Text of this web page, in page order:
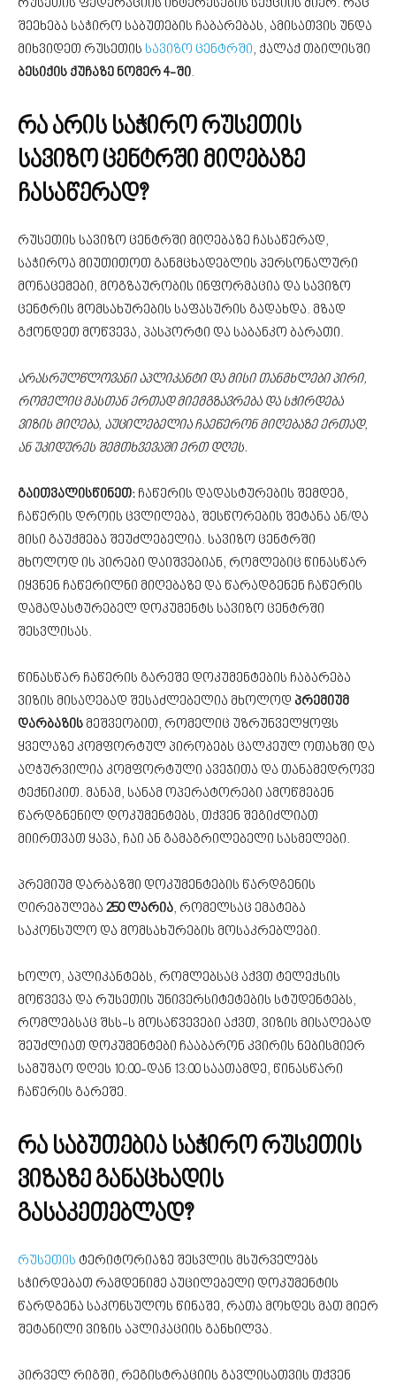
რუსეთის ფედერაციის ინტერესების სექციის მიერ. რაც
შეეხება საჭირო საბუთების ჩაბარებას, ამისათვის უნდა
მიხვიდეთ რუსეთის სავიზო ცენტრში, ქალაქ თბილისში
ბესიქის ქუჩაზე ნომერ 4-ში.
რა არის საჭირო რუსეთის
სავიზო ცენტრში მიღებაზე
ჩასაწერად?
რუსეთის სავიზო ცენტრში მიღებაზე ჩასაწერად,
საჭიროა მიუთითოთ განმცხადებლის პერსონალური
მონაცემები, მოგზაურობის ინფორმაცია და სავიზო
ცენტრის მომსახურების საფასურის გადახდა. მზად
გქონდეთ მოწვევა, პასპორტი და საბანკო ბარათი.
არასრულწლოვანი აპლიკანტი და მისი თანმხლები პირი,
რომელიც მასთან ერთად მიემგზავრება და სჭირდება
ვიზის მიღება, აუცილებელია ჩაეწერონ მიღებაზე ერთად,
ან უკიდურეს შემთხვევაში ერთ დღეს.
გაითვალისწინეთ: ჩაწერის დადასტურების შემდეგ,
ჩაწერის დროის ცვლილება, შესწორების შეტანა ან/და
მისი გაუქმება შეუძლებელია. სავიზო ცენტრში
მხოლოდ ის პირები დაიშვებიან, რომლებიც წინასწარ
იყვნენ ჩაწერილნი მიღებაზე და წარადგენენ ჩაწერის
დამადასტურებელ დოკუმენტს სავიზო ცენტრში
შესვლისას.
წინასწარ ჩაწერის გარეშე დოკუმენტების ჩაბარება
ვიზის მისაღებად შესაძლებელია მხოლოდ პრემიუმ
დარბაზის მეშვეობით, რომელიც უზრუნველყოფს
ყველაზე კომფორტულ პირობებს ცალკეულ ოთახში და
აღჭურვილია კომფორტული ავეჯითა და თანამედროვე
ტექნიკით. მანამ, სანამ ოპერატორები ამოწმებენ
წარდგნენილ დოკუმენტებს, თქვენ შეგიძლიათ
მიირთვათ ყავა, ჩაი ან გამაგრილებელი სასმელები.
პრემიუმ დარბაზში დოკუმენტების წარდგენის
ღირებულება 250 ლარია, რომელსაც ემატება
საკონსულო და მომსახურების მოსაკრებლები.
ხოლო, აპლიკანტებს, რომლებსაც აქვთ ტელექსის
მოწვევა და რუსეთის უნივერსიტეტების სტუდენტებს,
რომლებსაც შსს-ს მოსაწვევები აქვთ, ვიზის მისაღებად
შეუძლიათ დოკუმენტები ჩააბარონ კვირის ნებისმიერ
სამუშაო დღეს 10:00-დან 13:00 საათამდე, წინასწარი
ჩაწერის გარეშე.
რა საბუთებია საჭირო რუსეთის
ვიზაზე განაცხადის
გასაკეთებლად?
რუსეთის ტერიტორიაზე შესვლის მსურველებს
სჭირდებათ რამდენიმე აუცილებელი დოკუმენტის
წარდგენა საკონსულოს წინაშე, რათა მოხდეს მათ მიერ
შეტანილი ვიზის აპლიკაციის განხილვა.
პირველ რიგში, რეგისტრაციის გავლისათვის თქვენ